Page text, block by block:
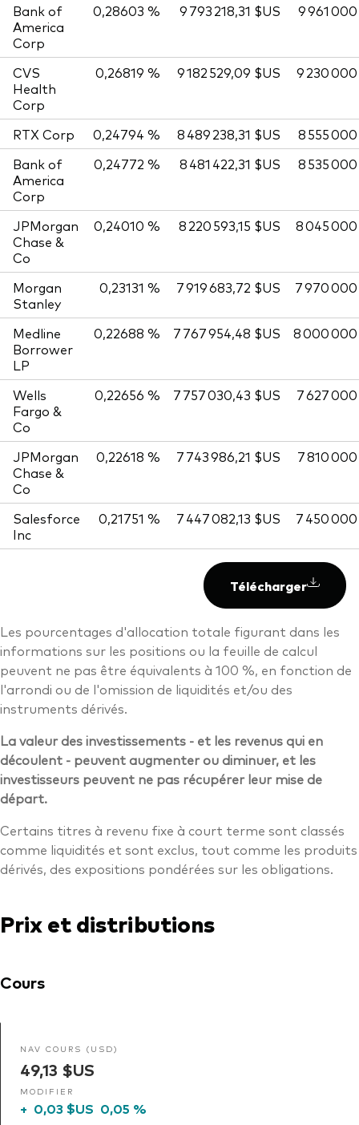
Bank of
America
Corp
0,28603 % 9 793 218,31 $US 9 961 000
CVS
Health
Corp
0,26819 % 9 182 529,09 $US 9 230 000
RTX Corp 0,24794 % 8 489 238,31 $US
8 555 000
Bank of
America
Corp
0,24772 % 8 481 422,31 $US 8 535 000
JPMorgan
Chase &
Co
0,24010 % 8 220 593,15 $US 8 045 000
Morgan
Stanley
0,23131 % 7 919 683,72 $US 7 970 000
Medline
Borrower
LP
0,22688 % 7 767 954,48 $US 8 000 000
Wells
Fargo &
Co
0,22656 % 7 757 030,43 $US 7 627 000
JPMorgan
Chase &
Co
0,22618 % 7 743 986,21 $US 7 810 000
Salesforce
Inc
0,21751 % 7 447 082,13 $US 7 450 000
Télécharger
Les pourcentages d'allocation totale figurant dans les
informations sur les positions ou la feuille de calcul
peuvent ne pas être équivalents à 100 %, en fonction de
l'arrondi ou de l'omission de liquidités et/ou des
instruments dérivés.
La valeur des investissements - et les revenus qui en
découlent - peuvent augmenter ou diminuer, et les
investisseurs peuvent ne pas récupérer leur mise de
départ.
Certains titres à revenu fixe à court terme sont classés
comme liquidités et sont exclus, tout comme les produits
dérivés, des expositions pondérées sur les obligations.
Prix et distributions
Cours
NAV COURS (USD)
49,13 $US
MODIFIER
+ 0,03 $US 0,05 %